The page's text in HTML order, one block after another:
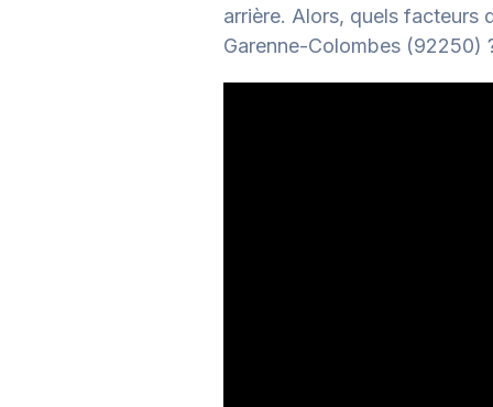
arrière. Alors, quels facteurs
Garenne-Colombes (92250)